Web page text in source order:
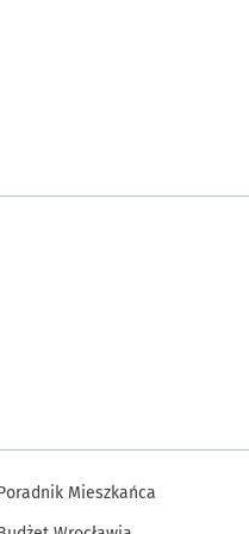
Mieszkańca